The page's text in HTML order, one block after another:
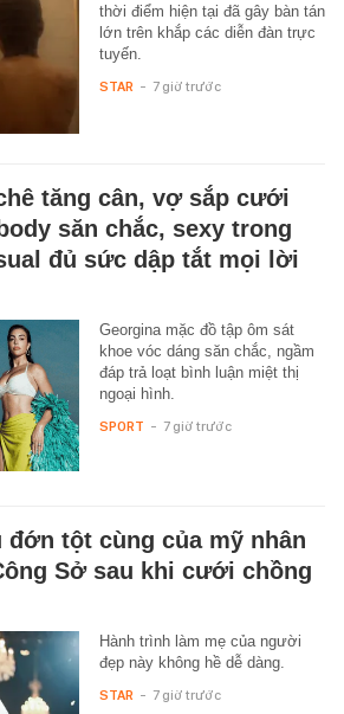
thời điểm hiện tại đã gây bàn tán
lớn trên khắp các diễn đàn trực
tuyến.
STAR - 7 giờ trước
tăng cân, vợ sắp cưới
săn chắc, sexy trong
đủ sức dập tắt mọi lời
Georgina mặc đồ tập ôm sát
khoe vóc dáng săn chắc, ngầm
đáp trả loạt bình luận miệt thị
ngoại hình.
SPORT - 7 giờ trước
đớn tột cùng của mỹ nhân
Sở sau khi cưới chồng
Hành trình làm mẹ của người
đẹp này không hề dễ dàng.
STAR - 7 giờ trước